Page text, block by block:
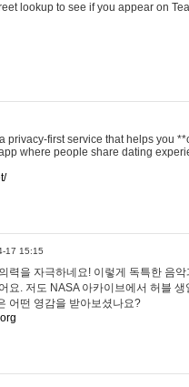
lookup to see if you appear on
privacy-first service that helps you
where people share dating
17 15:15
력을 자극하네요! 이렇게 독특한 음
요. 저도 NASA 아카이브에서 허블
어떤 영감을 받아보셨나요?